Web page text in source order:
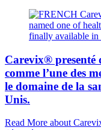
Carevix® presenté
comme l’une des
le domaine de la
Unis.
Read More about